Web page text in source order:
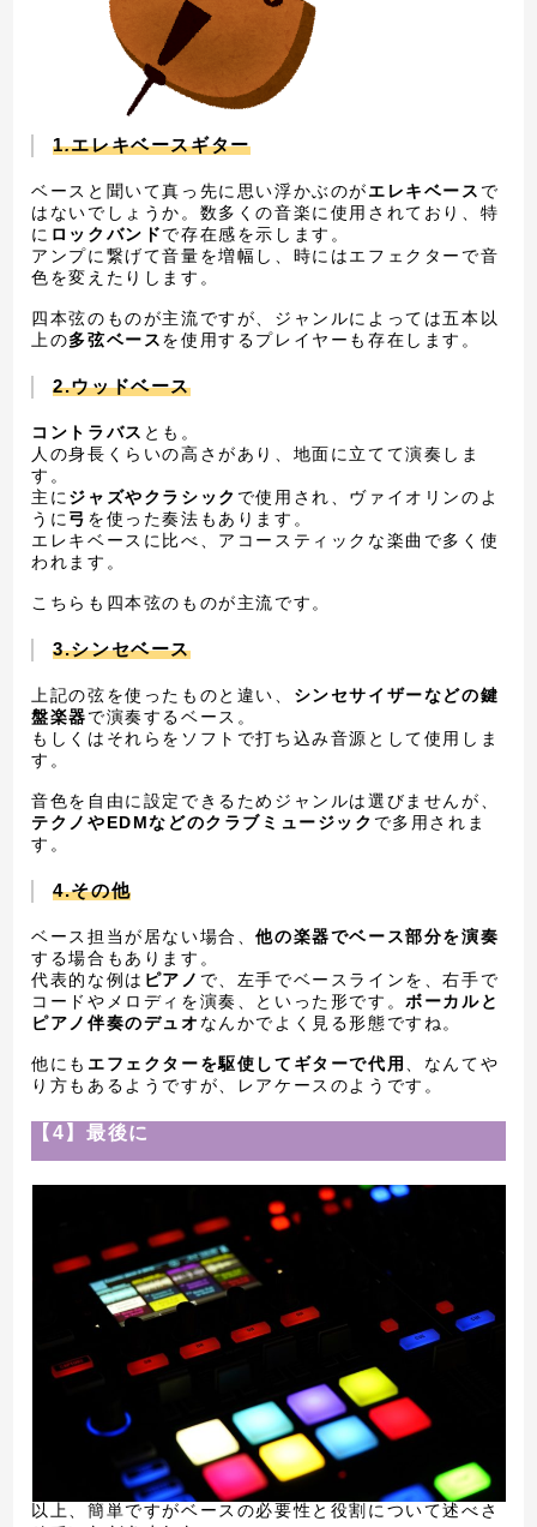
1.エレキベースギター
ベースと聞いて真っ先に思い浮かぶのがエレキベース で
はないでしょうか。数多くの音楽に使用されており、特
に ロックバンドで存在感を示します。
アンプに繋げて音量を増幅し、時にはエフェクターで音
色を変えたりします。
四本弦のものが主流ですが、ジャンルによっては五本以
上の多弦ベースを使用するプレイヤーも存在します。
2.ウッドベース
コントラバス とも。
人の身長くらいの高さがあり、地面に立てて演奏しま
す。
主にジャズやクラシック で使用され、ヴァイオリンのよ
うに弓 を使った奏法もあります。
エレキベースに比べ、アコースティックな楽曲で多く使
われます。
こちらも四本弦のものが主流です。
3.シンセベース
上記の弦を使ったものと違い、 シンセサイザーなどの鍵
盤楽器で演奏するベース。
もしくはそれらをソフトで打ち込み音源として使用しま
す。
音色を自由に設定できるためジャンルは選びませんが、
テクノやEDMなどのクラブミュージック で多用されま
す。
4.その他
ベース担当が居ない場合、他の楽器でベース部分を演奏
する場合もあります。
代表的な例は ピアノ で、左手でベースラインを、右手で
コードやメロディを演奏、といった形です。ボーカルと
ピアノ伴奏のデュオ なんかでよく見る形態ですね。
他にも エフェクターを駆使してギターで代用 、なんてや
り方もあるようですが、レアケースのようです。
【4】最後に
以上、簡単ですがベースの必要性と役割について述べさ